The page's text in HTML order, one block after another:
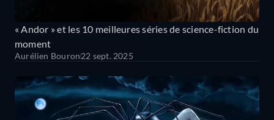
« Andor » et les 10 meilleures séries de science-fiction du
moment
Aurélien Bouron22 sept. 2025